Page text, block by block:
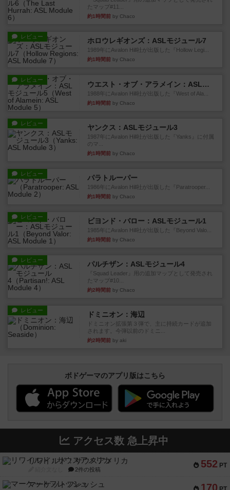
たマップ#11...
約1時間前 by Chaco
レビュー ホロウレギオンズ：ASLモジュール7
1989年にAvalon Hill社が出版した『Hollow Legi...
約1時間前 by Chaco
レビュー
ウエスト・オブ・アラメイン：ASLモジュール5
1988年にAvalon Hill社が出版した『West of Ala...
約1時間前 by Chaco
レビュー ヤンクス：ASLモジュール3
1987年にAvalon Hill社が出版した『Yanks』に付属
のマ...
約1時間前 by Chaco
レビュー パラトルーパー
1986年にAvalon Hill社が出版した『Paratrooper...
約1時間前 by Chaco
レビュー ビヨンド・バロー：ASLモジュール1
1985年にAvalon Hill社が出版した『Beyond Valo...
約1時間前 by Chaco
レビュー パルチザン：ASLモジュール4
『Squad Leader』用の追加マップとして発売され
たマップ#10...
約2時間前 by Chaco
レビュー ドミニオン：海辺
ドミニオン拡張第３弾で、主に持続カードが追加
されます。今弾以前のドミニ...
約2時間前 by aki
ボドゲーマのアプリ版はこちら
アクセス数 急上昇中
552 PT
リワイルド：サウスアメリカ
2件の投稿
170
マーケットフレッシュ